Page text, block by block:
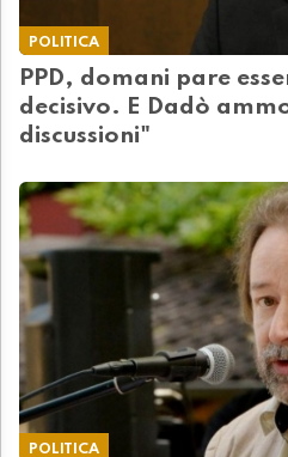
POLITICA
PPD, domani pare
decisivo. E Dadò
discussioni"
POLITICA